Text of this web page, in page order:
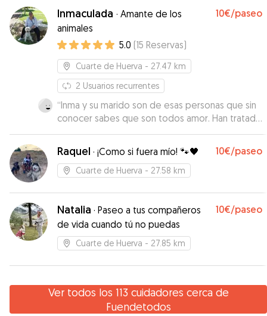
mandándonos fotos y contándonos su día. Muy
agradecidos con el trato. Lorena y Sergio son
encantadores y unos amantes de los animales.
Saben cómo tratarlos y se puede confiar en
ellos.”
Inmaculada · Amante de los
animales
10€/paseo
5.0 (15 Reservas)
Cuarte de Huerva - 27.47 km
2 Usuarios recurrentes
“Inma y su marido son de esas personas que sin
conocer sabes que son todos amor. Han tratado
a truca como una más de la familia, nos han
mantenido totalmente informadas. Repetiremos
seguro. Gracias!”
Raquel · ¡Como si fuera mío! 🐾🖤 10€/paseo
Cuarte de Huerva - 27.58 km
Natalia · Paseo a tus compañeros
de vida cuando tú no puedas
10€/paseo
Cuarte de Huerva - 27.85 km
Ver todos los 113 cuidadores cerca de
Fuendetodos